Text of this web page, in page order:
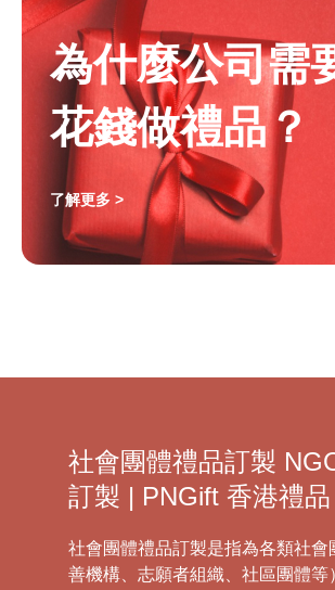
為什麼公司需
花錢做禮品？
了解更多 >
社會團體禮品訂製
訂製 | PNGift 香港禮品
社會團體禮品訂製是指為各類社會
善機構、志願者組織、社區團體等